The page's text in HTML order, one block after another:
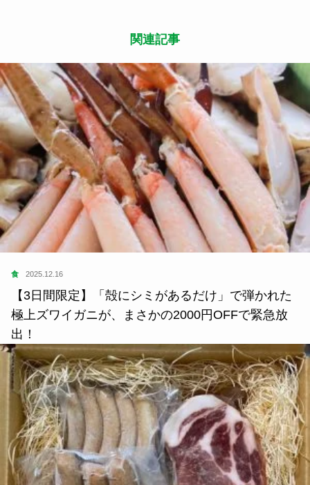
関連記事
食 2025.12.16
【3日間限定】「殻にシミがあるだけ」で弾かれた
極上ズワイガニが、まさかの2000円OFFで緊急放
出！